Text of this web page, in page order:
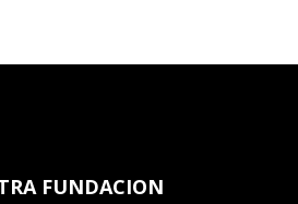
FUNDACION